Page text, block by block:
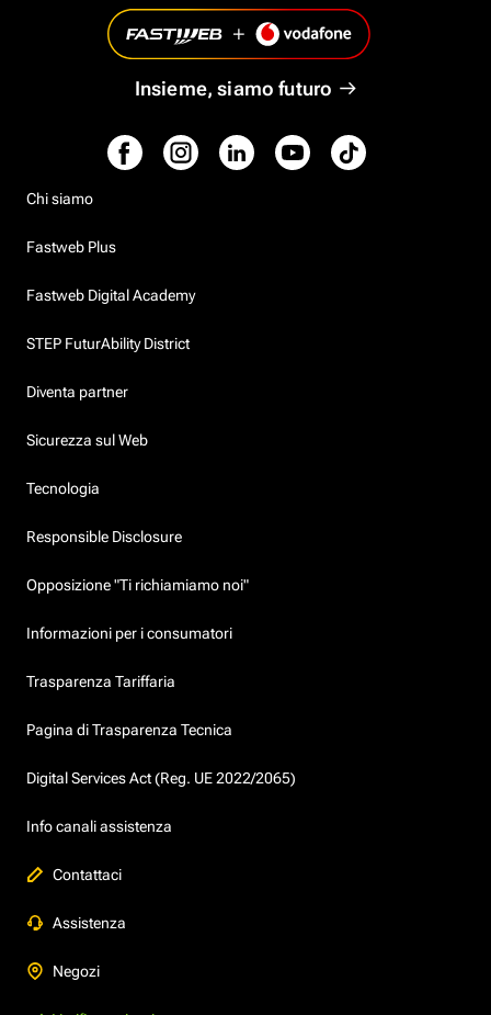
Insieme, siamo futuro
Chi siamo
Fastweb Plus
Fastweb Digital Academy
STEP FuturAbility District
Diventa partner
Sicurezza sul Web
Tecnologia
Responsible Disclosure
Opposizione "Ti richiamiamo noi"
Informazioni per i consumatori
Trasparenza Tariffaria
Pagina di Trasparenza Tecnica
Digital Services Act (Reg. UE 2022/2065)
Info canali assistenza
Contattaci
Assistenza
Negozi